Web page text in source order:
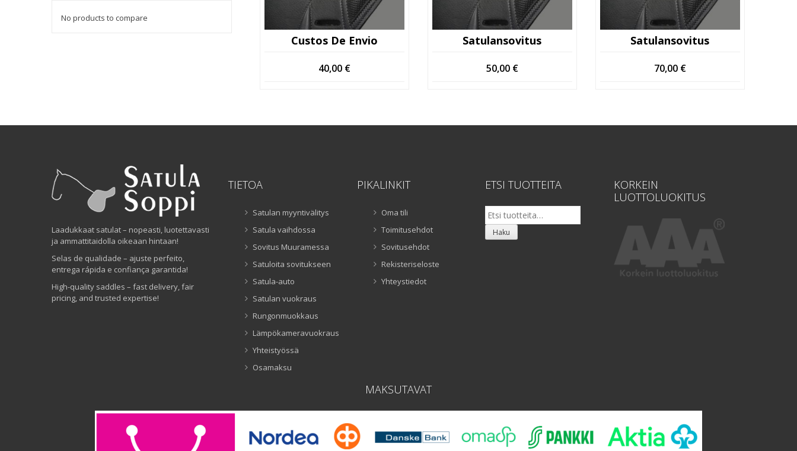
Custos De Envio
40,00 €
Satulansovitus
50,00 €
Satulansovitus
70,00 €
No products to compare
Laadukkaat satulat – nopeasti, luotettavasti
ja ammattitaidolla oikeaan hintaan!
Selas de qualidade – ajuste perfeito,
entrega rápida e confiança garantida!
High-quality saddles – fast delivery, fair
pricing, and trusted expertise!
TIETOA
Satulan myyntivälitys
Satula vaihdossa
Sovitus Muuramessa
Satuloita sovitukseen
Satula-auto
Satulan vuokraus
Rungonmuokkaus
Lämpökameravuokraus
Yhteistyössä
Osamaksu
PIKALINKIT
Oma tili
Toimitusehdot
Sovitusehdot
Rekisteriseloste
Yhteystiedot
ETSI TUOTTEITA
Etsi:
Haku
KORKEIN
LUOTTOLUOKITUS
MAKSUTAVAT